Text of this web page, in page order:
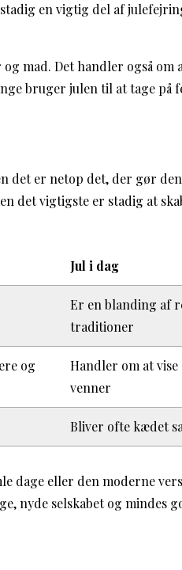
en vigtig del af
mad. Det handler også om
bruger julen til at tage på
det er netop det, der gør
det vigtigste er stadig at
Jul i dag
Er en blanding af
traditioner
og
Handler om at
venner
Bliver ofte kædet
dage eller den moderne
nyde selskabet og mindes